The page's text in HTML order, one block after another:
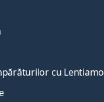
cu Lentiamo